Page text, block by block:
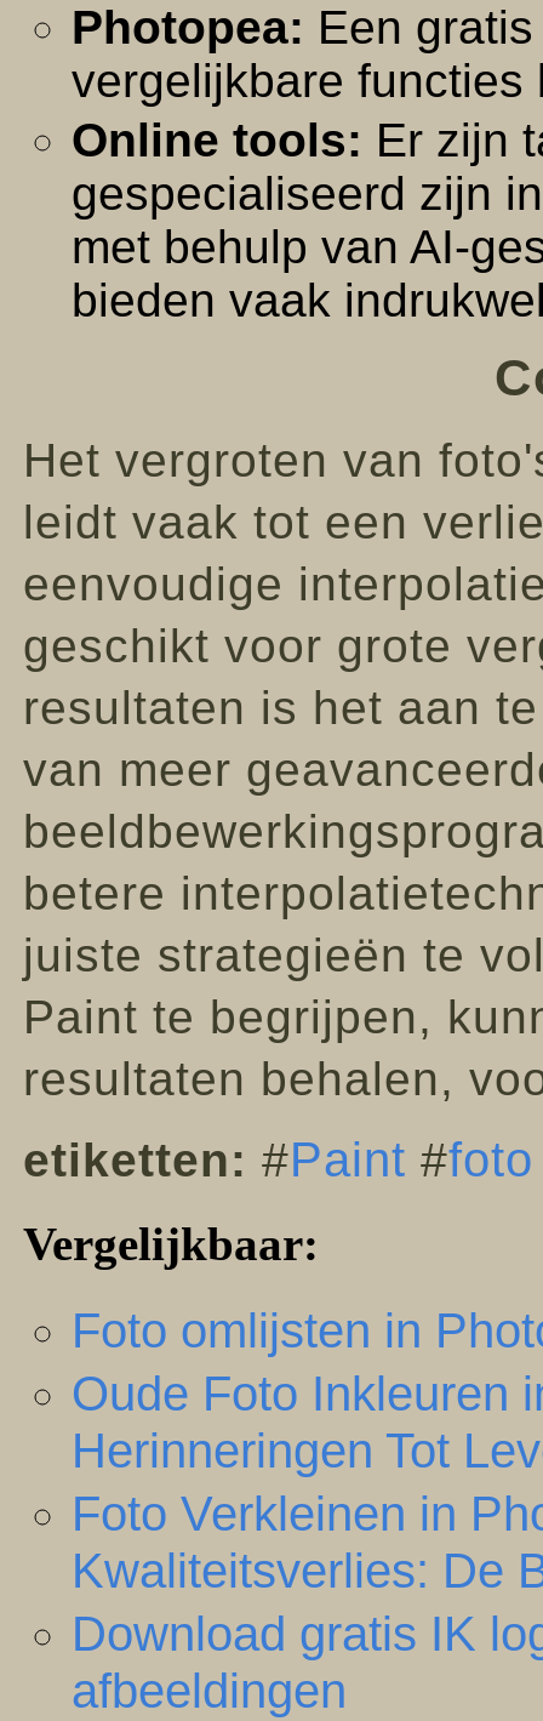
Photopea: Een
vergelijkbare
Online tools: Er zijn
gespecialiseerd zijn
met behulp van AI-
bieden vaak
Het vergroten van
leidt vaak tot een
eenvoudige
geschikt voor grote
resultaten is het aan
van meer
betere
juiste strategieën te
Paint te begrijpen,
resultaten behalen,
etiketten: #Paint #foto
Vergelijkbaar:
Foto omlijsten in
Oude Foto Inkleuren
Herinneringen Tot
Foto Verkleinen in
Kwaliteitsverlies: De
Download gratis IK
afbeeldingen